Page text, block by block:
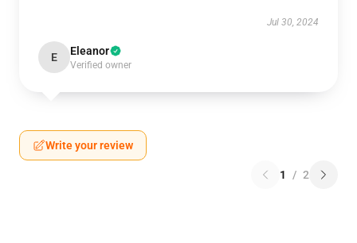
Jul 30, 2024
E Eleanor
Verified owner
Write your review
1 / 2